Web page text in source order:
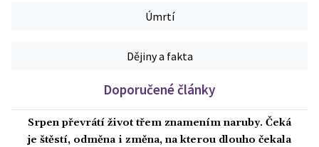
Úmrtí
Dějiny a fakta
Doporučené články
Srpen převrátí život třem znamením naruby. Čeká
je štěstí, odměna i změna, na kterou dlouho čekala